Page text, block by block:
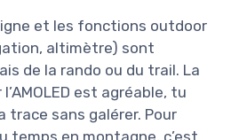
et les fonctions outdoor
altimètre) sont
de la rando ou du trail. La
est agréable, tu
trace sans galérer. Pour